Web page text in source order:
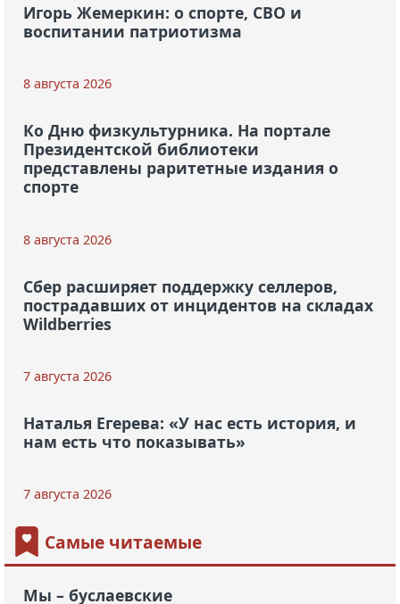
Игорь Жемеркин: о спорте, СВО и
воспитании патриотизма
8 августа 2026
Ко Дню физкультурника. На портале
Президентской библиотеки
представлены раритетные издания о
спорте
8 августа 2026
Сбер расширяет поддержку селлеров,
пострадавших от инцидентов на складах
Wildberries
7 августа 2026
Наталья Егерева: «У нас есть история, и
нам есть что показывать»
7 августа 2026
Самые читаемые
Мы – буслаевские